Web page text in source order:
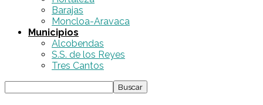
Barajas
Moncloa-Aravaca
Municipios
Alcobendas
S.S. de los Reyes
Tres Cantos